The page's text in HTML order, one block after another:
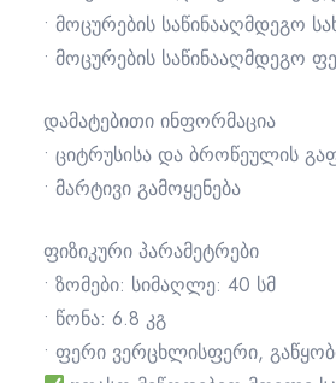
• მოცურების საწინააღმდეგო
• მოცურების საწინააღმდეგო
დამატებითი ინფორმაცია
• ციტრუსისა და ბროწეულის
• მარტივი გამოყენება
ფიზიკური პარამეტრები
• ზომები: სიმაღლე: 40 სმ
• წონა: 6.8 კგ
• ფერი ვერცხლისფერი,